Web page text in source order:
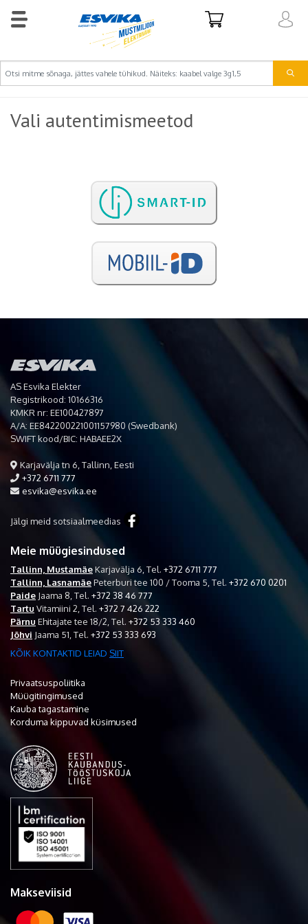
Vali autentimismeetod
AS Esvika Elekter
Registrikood: 10166316
KMKR nr: EE100427897
A/A: EE842200221001157980 (Swedbank)
SWIFT kood/BIC: HABAEE2X
Karjavälja tn 6, Tallinn, Eesti
+372 6711 777
esvika@esvika.ee
Jälgi meid sotsiaalmeedias
Meie müügiesindused
Tallinn, MustamäeKarjavälja 6, Tel. +372 6711 777
Tallinn, LasnamäePeterburi tee 100 / Tooma 5, Tel. +372 670 0201
Paide Jaama 8, Tel. +372 38 46 777
Tartu Vitamiini 2, Tel. +372 7 426 222
Pärnu Ehitajate tee 18/2, Tel. +372 53 333 460
Jõhvi Jaama 51, Tel. +372 53 333 693
KÕIK KONTAKTID LEIAD SIIT
Privaatsuspoliitika
Müügitingimused
Kauba tagastamine
Korduma kippuvad küsimused
Makseviisid